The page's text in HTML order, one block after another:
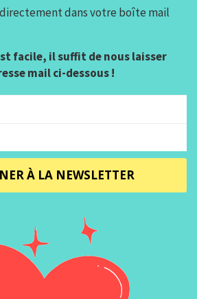
directement dans votre boîte mail
facile, il suffit de nous laisser
mail ci-dessous !
À LA NEWSLETTER